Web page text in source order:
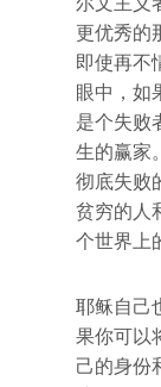
更优秀的
即使再不
眼中，如
是个失败
生的赢家
彻底失败
贫穷的人
个世界上
耶稣自己
果你可以
己的身份